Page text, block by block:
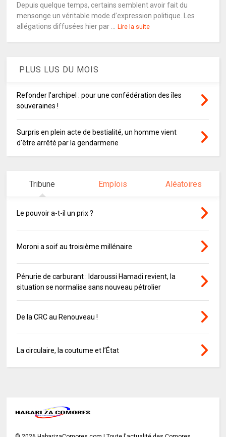
Depuis quelque temps, certains semblent avoir fait du
mensonge un véritable mode d’expression politique. Les
allégations diffusées hier par ...
Lire la suite
PLUS LUS DU MOIS
Refonder l’archipel : pour une confédération des îles
souveraines !
Surpris en plein acte de bestialité, un homme vient
d'être arrêté par la gendarmerie
Tribune Emplois Aléatoires
Le pouvoir a-t-il un prix ?
Moroni a soif au troisième millénaire
Pénurie de carburant : Idaroussi Hamadi revient, la
situation se normalise sans nouveau pétrolier
De la CRC au Renouveau !
La circulaire, la coutume et l’État